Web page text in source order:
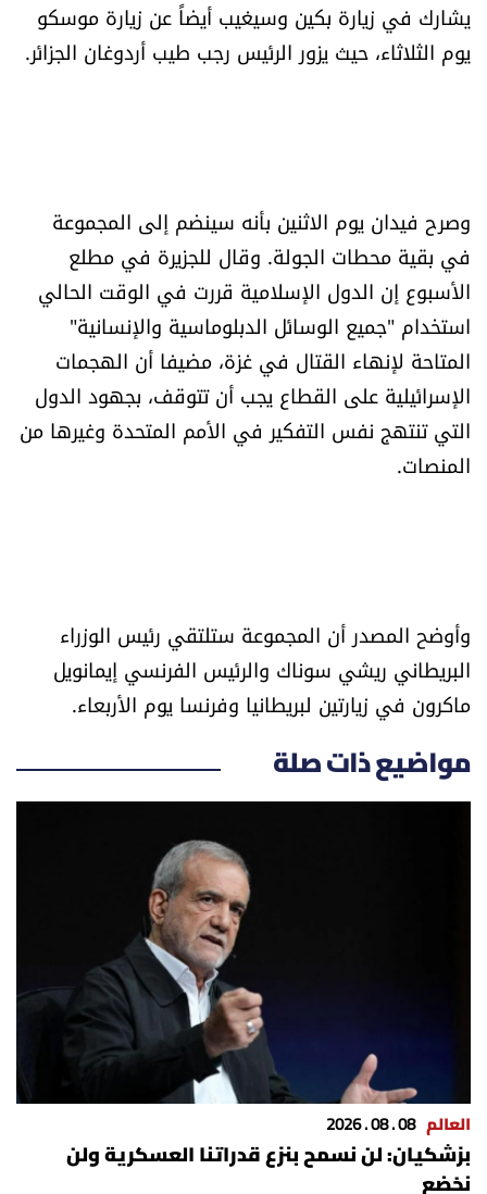
يشارك في زيارة بكين وسيغيب أيضاً عن زيارة موسكو
يوم الثلاثاء، حيث يزور الرئيس رجب طيب أردوغان الجزائر.
وصرح فيدان يوم الاثنين بأنه سينضم إلى المجموعة
في بقية محطات الجولة. وقال للجزيرة في مطلع
الأسبوع إن الدول الإسلامية قررت في الوقت الحالي
استخدام "جميع الوسائل الدبلوماسية والإنسانية"
المتاحة لإنهاء القتال في غزة، مضيفا أن الهجمات
الإسرائيلية على القطاع يجب أن تتوقف، بجهود الدول
التي تنتهج نفس التفكير في الأمم المتحدة وغيرها من
المنصات.
وأوضح المصدر أن المجموعة ستلتقي رئيس الوزراء
البريطاني ريشي سوناك والرئيس الفرنسي إيمانويل
ماكرون في زيارتين لبريطانيا وفرنسا يوم الأربعاء.
مواضيع ذات صلة
العالم 08 . 08 . 2026
بزشكيان: لن نسمح بنزع قدراتنا العسكرية ولن
نخضع